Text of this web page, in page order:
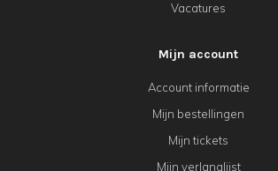
Vacatures
Mijn account
Account informatie
Mijn bestellingen
Mijn tickets
Mijn verlanglijst